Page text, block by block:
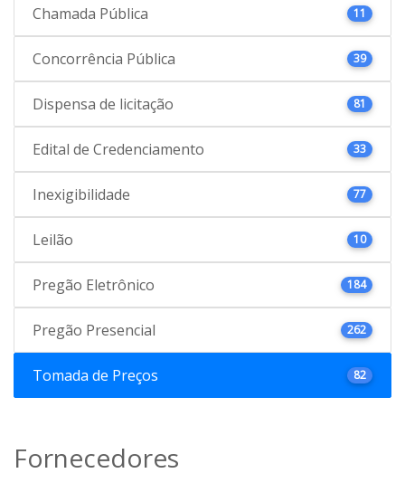
Chamada Pública 11
Concorrência Pública 39
Dispensa de licitação 81
Edital de Credenciamento 33
Inexigibilidade 77
Leilão 10
Pregão Eletrônico 184
Pregão Presencial 262
Tomada de Preços 82
Fornecedores